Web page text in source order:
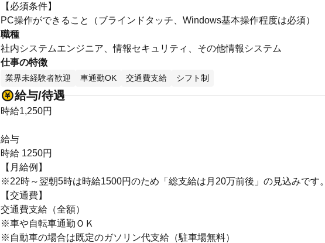
【必須条件】
PC操作ができること（ブラインドタッチ、Windows基本操作程度は必須）
職種
社内システムエンジニア、情報セキュリティ、その他情報システム
仕事の特徴
業界未経験者歓迎 車通勤OK 交通費支給 シフト制
給与/待遇
時給1,250円
給与
時給 1250円
【月給例】
※22時～翌朝5時は時給1500円のため「総支給は月20万前後」の見込みです。
【交通費】
交通費支給（全額）
※車や自転車通勤ＯＫ
※自動車の場合は既定のガソリン代支給（駐車場無料）